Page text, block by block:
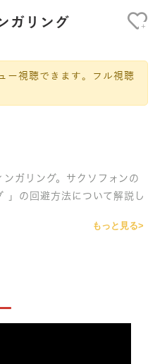
ガリング
ー視聴できます。フル視聴
+
ガリング。サクソフォンの
」の回避方法について解説し
もレクチャーしています。
もっと見る>